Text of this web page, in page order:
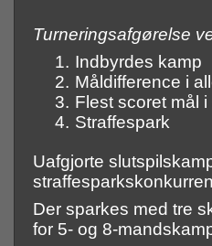
Turneringsafgørelse
1. Indbyrdes kamp
2. Måldifference i
3. Flest scoret mål
4. Straffespark
Uafgjorte
Der sparkes med tre
for 5- og 8-